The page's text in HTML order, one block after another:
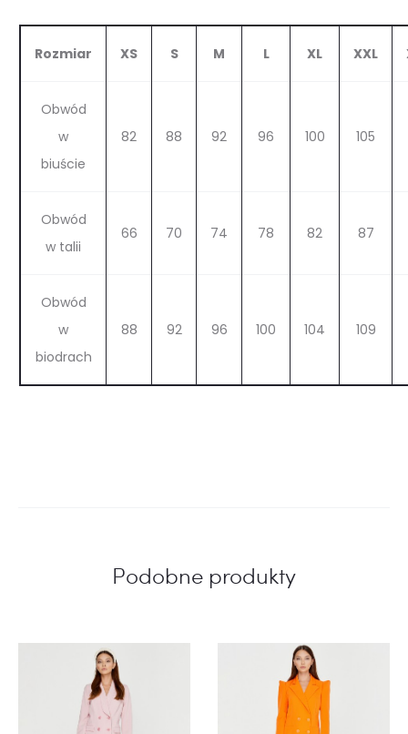
Rozmiar XS S M L XL XXL
Obwód
w
biuście
82 88 92 96 100 105
Obwód
w talii
66 70 74 78 82 87
Obwód
w
biodrach
88 92 96 100 104 109
Podobne produkty